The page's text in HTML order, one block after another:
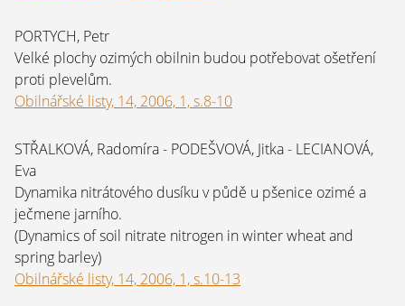
PORTYCH, Petr
Velké plochy ozimých obilnin budou potřebovat ošetření
proti plevelům.
Obilnářské listy, 14, 2006, 1, s.8-10
STŘALKOVÁ, Radomíra - PODEŠVOVÁ, Jitka - LECIANOVÁ,
Eva
Dynamika nitrátového dusíku v půdě u pšenice ozimé a
ječmene jarního.
(Dynamics of soil nitrate nitrogen in winter wheat and
spring barley)
Obilnářské listy, 14, 2006, 1, s.10-13